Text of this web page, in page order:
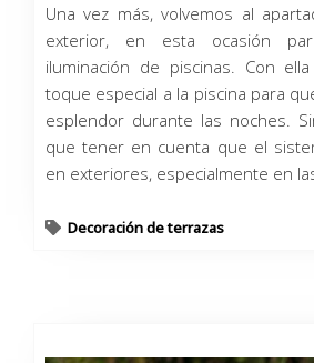
Una vez más, volvemos al
exterior, en esta ocasión
iluminación de piscinas. Con
toque especial a la piscina para
esplendor durante las noches.
que tener en cuenta que el
en exteriores, especialmente en
Decoración de terrazas